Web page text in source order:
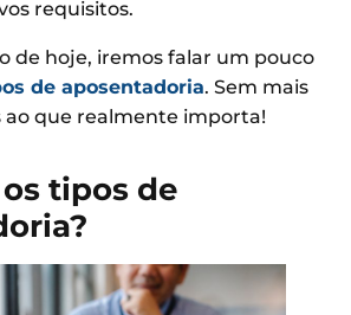
requisitos.
de hoje, iremos falar um pouco
de aposentadoria. Sem mais
ao que realmente importa!
tipos de